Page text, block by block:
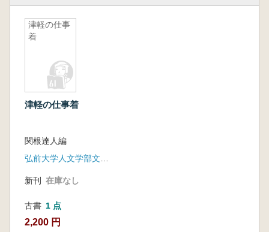
津軽の仕事
着
津軽の仕事着
関根達人編
新刊 在庫なし
古書 1 点
2,200 円